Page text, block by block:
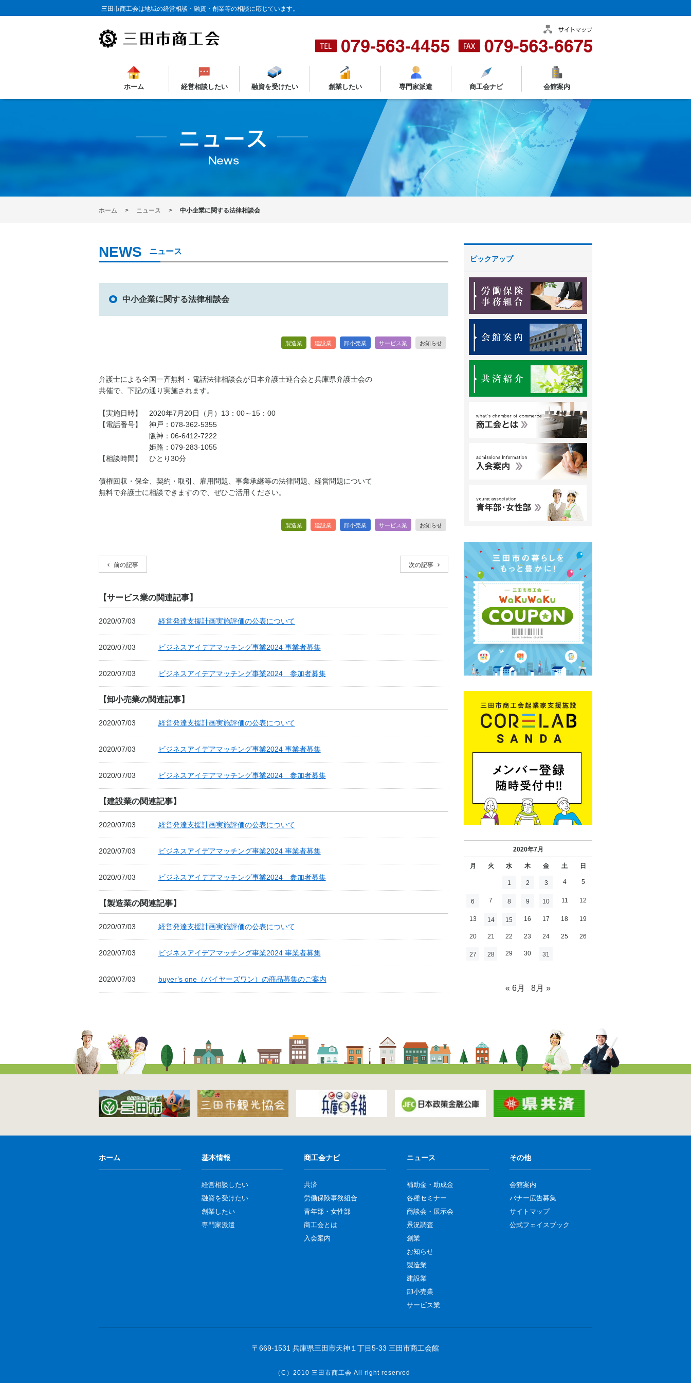
三田市商工会は地域の経営相談・融資・創業等の相談に応じています。
ホーム 経営相談したい 融資を受けたい 創業したい 専門家派遣 商工会ナビ 会館案内
ホーム ニュース 中小企業に関する法律相談会
ニュース
中小企業に関する法律相談会
製造業 建設業 卸小売業 サービス業 お知らせ
弁護士による全国一斉無料・電話法律相談会が日本弁護士連合会と兵庫県弁護士会の
共催で、下記の通り実施されます。
【実施日時】 2020年7月20日（月）13：00～15：00
【電話番号】 神戸：078-362-5355
阪神：06-6412-7222
姫路：079-283-1055
【相談時間】 ひとり30分
債権回収・保全、契約・取引、雇用問題、事業承継等の法律問題、経営問題について
無料で弁護士に相談できますので、ぜひご活用ください。
製造業 建設業 卸小売業 サービス業 お知らせ
前の記事 次の記事
【サービス業の関連記事】
2020/07/03 経営発達支援計画実施評価の公表について
2020/07/03 ビジネスアイデアマッチング事業2024 事業者募集
2020/07/03 ビジネスアイデアマッチング事業2024 参加者募集
【卸小売業の関連記事】
2020/07/03 経営発達支援計画実施評価の公表について
2020/07/03 ビジネスアイデアマッチング事業2024 事業者募集
2020/07/03 ビジネスアイデアマッチング事業2024 参加者募集
【建設業の関連記事】
2020/07/03 経営発達支援計画実施評価の公表について
2020/07/03 ビジネスアイデアマッチング事業2024 事業者募集
2020/07/03 ビジネスアイデアマッチング事業2024 参加者募集
【製造業の関連記事】
2020/07/03 経営発達支援計画実施評価の公表について
2020/07/03 ビジネスアイデアマッチング事業2024 事業者募集
2020/07/03 buyer’s one（バイヤーズワン）の商品募集のご案内
ピックアップ
2020年7月
月 火 水 木 金 土 日
1 2 3 4 5
6 7 8 9 10 11 12
13 14 15 16 17 18 19
20 21 22 23 24 25 26
27 28 29 30 31
« 6月 8月 »
ホーム 基本情報
経営相談したい
融資を受けたい
創業したい
専門家派遣
商工会ナビ
共済
労働保険事務組合
青年部・女性部
商工会とは
入会案内
ニュース
補助金・助成金
各種セミナー
商談会・展示会
景況調査
創業
お知らせ
製造業
建設業
卸小売業
サービス業
その他
会館案内
バナー広告募集
サイトマップ
公式フェイスブック
〒669-1531 兵庫県三田市天神１丁目5-33 三田市商工会館
（C）2010 三田市商工会 All right reserved